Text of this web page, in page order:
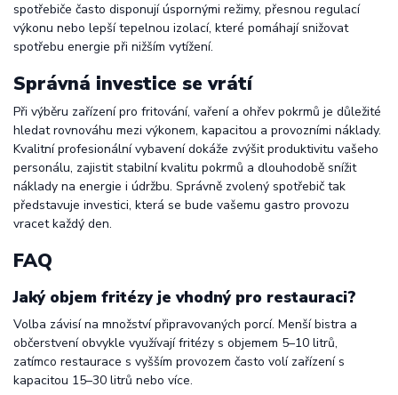
spotřebiče často disponují úspornými režimy, přesnou regulací
výkonu nebo lepší tepelnou izolací, které pomáhají snižovat
spotřebu energie při nižším vytížení.
Správná investice se vrátí
Při výběru zařízení pro fritování, vaření a ohřev pokrmů je důležité
hledat rovnováhu mezi výkonem, kapacitou a provozními náklady.
Kvalitní profesionální vybavení dokáže zvýšit produktivitu vašeho
personálu, zajistit stabilní kvalitu pokrmů a dlouhodobě snížit
náklady na energie i údržbu. Správně zvolený spotřebič tak
představuje investici, která se bude vašemu gastro provozu
vracet každý den.
FAQ
Jaký objem fritézy je vhodný pro restauraci?
Volba závisí na množství připravovaných porcí. Menší bistra a
občerstvení obvykle využívají fritézy s objemem 5–10 litrů,
zatímco restaurace s vyšším provozem často volí zařízení s
kapacitou 15–30 litrů nebo více.